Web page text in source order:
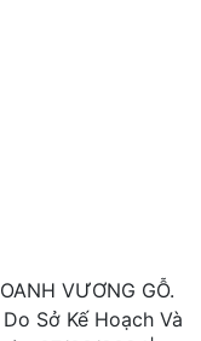
VƯƠNG GỖ.
Sở Kế Hoạch Và